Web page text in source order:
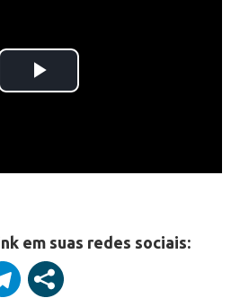
em suas redes sociais: